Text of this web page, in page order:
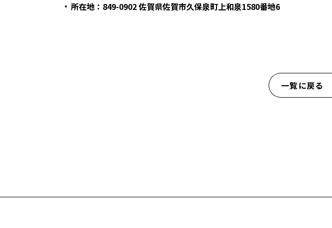
所在地：849-0902 佐賀県佐賀市久保泉町上和泉1580番地6
一覧に戻る